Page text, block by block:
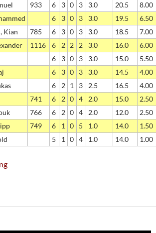
933 6 3 0 3 3.0 20.5
8.00
6 3 0 3 3.0 19.5
6.50
Kian 785 6 3 0 3 3.0 18.5
7.00
1116 6 2 2 2 3.0 16.0
6.00
6 3 0 3 3.0 15.0
5.50
6 3 0 3 3.0 14.5
4.00
6 2 1 3 2.5 16.5
4.00
741 6 2 0 4 2.0 15.0
2.50
766 6 2 0 4 2.0 12.0
2.50
749 6 1 0 5 1.0 14.0
1.50
5 1 0 4 1.0 14.0 1.00